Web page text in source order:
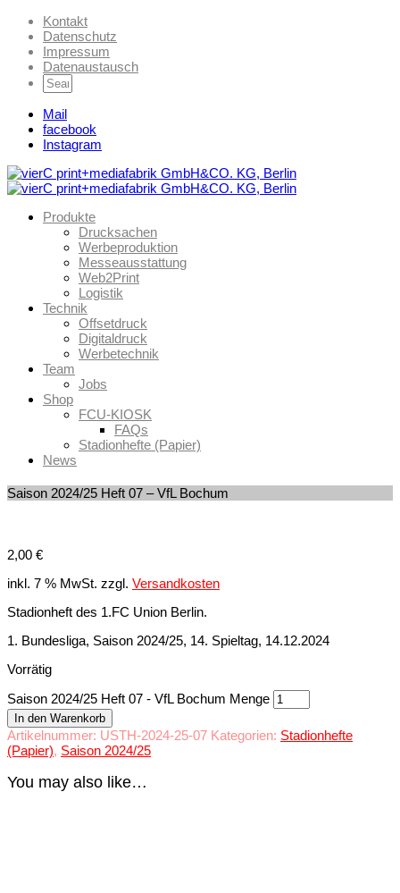
Kontakt
Datenschutz
Impressum
Datenaustausch
Mail
facebook
Instagram
Produkte
Drucksachen
Werbeproduktion
Messeausstattung
Web2Print
Logistik
Technik
Offsetdruck
Digitaldruck
Werbetechnik
Team
Jobs
Shop
FCU-KIOSK
FAQs
Stadionhefte (Papier)
News
Saison 2024/25 Heft 07 – VfL Bochum
2,00 €
inkl. 7 % MwSt. zzgl. Versandkosten
Stadionheft des 1.FC Union Berlin.
1. Bundesliga, Saison 2024/25, 14. Spieltag, 14.12.2024
Vorrätig
Saison 2024/25 Heft 07 - VfL Bochum Menge
In den Warenkorb
Artikelnummer: USTH-2024-25-07 Kategorien: Stadionhefte
(Papier), Saison 2024/25
You may also like…